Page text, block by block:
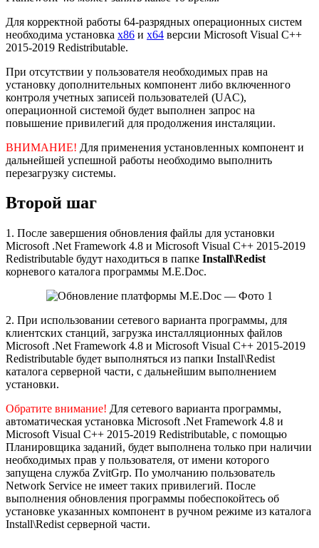
Для корректной работы 64-разрядных операционных систем
необходима установка х86 и х64 версии Microsoft Visual C++
2015-2019 Redistributable.
При отсутствии у пользователя необходимых прав на
установку дополнительных компонент либо включенного
контроля учетных записей пользователей (UAC),
операционной системой будет выполнен запрос на
повышение привилегий для продолжения инсталяции.
ВНИМАНИЕ! Для применения установленных компонент и
дальнейшей успешной работы необходимо выполнить
перезагрузку системы.
Второй шаг
1. После завершения обновления файлы для установки
Microsoft .Net Framework 4.8 и Microsoft Visual C++ 2015-2019
Redistributable будут находиться в папке Install\Redist
корневого каталога программы M.E.Doc.
2. При использовании сетевого варианта программы, для
клиентских станций, загрузка инсталляционных файлов
Microsoft .Net Framework 4.8 и Microsoft Visual C++ 2015-2019
Redistributable будет выполняться из папки Install\Redist
каталога серверной части, с дальнейшим выполнением
установки.
Обратите внимание! Для сетевого варианта программы,
автоматическая установка Microsoft .Net Framework 4.8 и
Microsoft Visual C++ 2015-2019 Redistributable, с помощью
Планировщика заданий, будет выполнена только при наличии
необходимых прав у пользователя, от имени которого
запущена служба ZvitGrp. По умолчанию пользователь
Network Service не имеет таких привилегий. После
выполнения обновления программы побеспокойтесь об
установке указанных компонент в ручном режиме из каталога
Install\Redist серверной части.